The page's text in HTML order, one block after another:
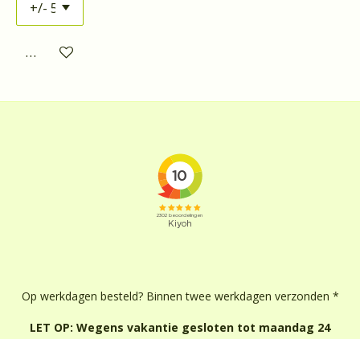
Houd mij op de hoogte
Op werkdagen besteld? Binnen twee werkdagen verzonden *
LET OP: Wegens vakantie gesloten tot maandag 24